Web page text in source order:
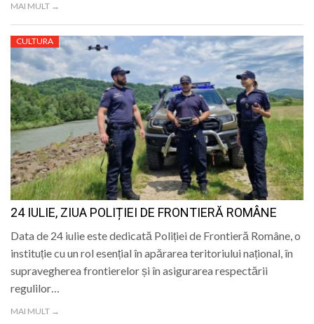
MAI MULT →
CULTURA
24 IULIE, ZIUA POLIȚIEI DE FRONTIERĂ ROMÂNE
Data de 24 iulie este dedicată Poliției de Frontieră Române, o
instituție cu un rol esențial în apărarea teritoriului național, în
supravegherea frontierelor și în asigurarea respectării
regulilor…
MAI MULT →